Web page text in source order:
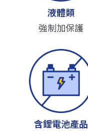
液體類
強制加保護
含鋰電池產品